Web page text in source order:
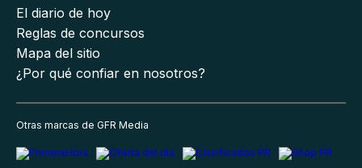
El diario de hoy
Reglas de concursos
Mapa del sitio
¿Por qué confiar en nosotros?
Otras marcas de GFR Media